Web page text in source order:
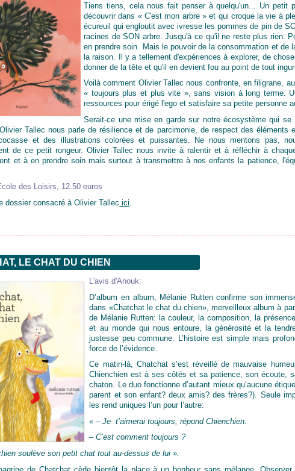
Tiens tiens, cela nous fait penser à quelqu'un... Un petit
découvrir dans « C'est mon arbre » et qui croque la vie à
écureuil qui engloutit avec ivresse les pommes de pin de
racines de SON arbre. Jusqu'à ce qu'il ne reste plus rien.
en prendre soin. Mais le pouvoir de la consommation et
la raison. Il y a tellement d'expériences à explorer, de
donner de la tête et qu'il en devient fou au point de tout
Voilà comment Olivier Tallec nous confronte, en filigrane,
« toujours plus et plus vite », sans vision à long terme.
ressources pour érigé l'ego et satisfaire sa petite personne
Serait-ce une mise en garde sur notre écosystème qui
Tallec nous parle de résilience et de parcimonie, de respect des éléments
et des illustrations colorées et puissantes. Ne nous mentons pas,
de ce petit rongeur. Olivier Tallec nous invite à ralentir et à réfléchir à
et à en prendre soin mais surtout à transmettre à nos enfants la patience,
des Loisirs, 12.50 euros
dossier consacré à Olivier Tallec ici
LE CHAT DU CHIEN
L'avis d'Anouk:
D’album en album, Mélanie Rutten confirme son
dans «Chatchat le chat du chien», merveilleux album à
de Mélanie Rutten: la couleur, la composition, la
et au monde qui nous entoure, la générosité et la
justesse peu commune. L’histoire est simple mais
force de l’évidence.
Ce matin-là, Chatchat s’est réveillé de mauvaise
Chienchien est à ses côtés et sa patience, son écoute,
chaton. Le duo fonctionne d’autant mieux qu’aucune
parent et son enfant? deux amis? des frères?). Seule
les rend uniques l’un pour l’autre:
« – Je t’aimerai toujours, répond Chienchien.
– C’est comment toujours ?
soulève son petit chat tout au-dessus de lui ».